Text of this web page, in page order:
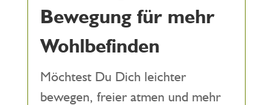
Bewegung für mehr
Wohlbefinden
Möchtest Du Dich leichter
bewegen, freier atmen und mehr